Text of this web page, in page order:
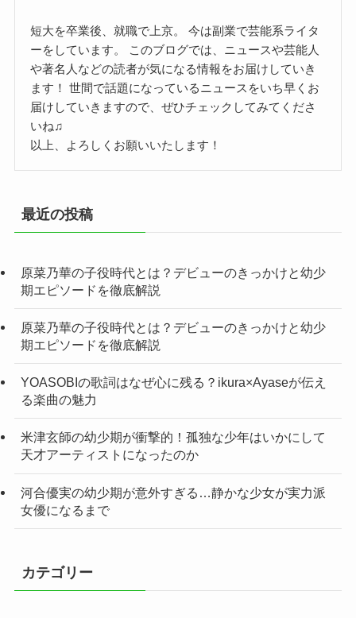
短大を卒業後、就職で上京。 今は副業で芸能系ライタ
ーをしています。 このブログでは、ニュースや芸能人
や著名人などの読者が気になる情報をお届けしていき
ます！ 世間で話題になっているニュースをいち早くお
届けしていきますので、ぜひチェックしてみてくださ
いね♫
以上、よろしくお願いいたします！
最近の投稿
原菜乃華の子役時代とは？デビューのきっかけと幼少
期エピソードを徹底解説
原菜乃華の子役時代とは？デビューのきっかけと幼少
期エピソードを徹底解説
YOASOBIの歌詞はなぜ心に残る？ikura×Ayaseが伝え
る楽曲の魅力
米津玄師の幼少期が衝撃的！孤独な少年はいかにして
天才アーティストになったのか
河合優実の幼少期が意外すぎる…静かな少女が実力派
女優になるまで
カテゴリー